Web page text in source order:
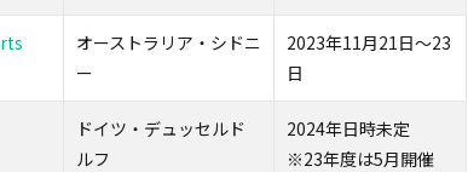
オーストラリア・シドニ
ー
2023年11月21日～23
日
ドイツ・デュッセルド
ルフ
2024年日時未定
※23年度は5月開催